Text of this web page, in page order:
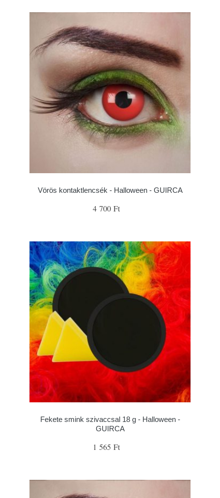
Vörös kontaktlencsék - Halloween - GUIRCA
4 700 Ft
Fekete smink szivaccsal 18 g - Halloween -
GUIRCA
1 565 Ft